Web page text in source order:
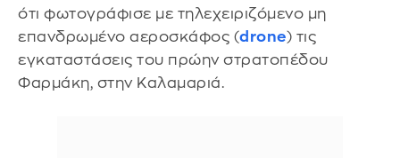
ότι φωτογράφισε με τηλεχειριζόμενο μη
επανδρωμένο αεροσκάφος (drone) τις
εγκαταστάσεις του πρώην στρατοπέδου
Φαρμάκη, στην Καλαμαριά.